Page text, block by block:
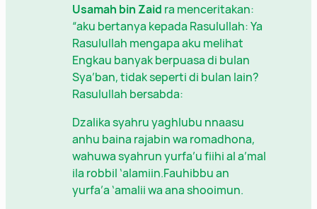
Usamah bin Zaid ra menceritakan:
“aku bertanya kepada Rasulullah: Ya
Rasulullah mengapa aku melihat
Engkau banyak berpuasa di bulan
Sya’ban, tidak seperti di bulan lain?
Rasulullah bersabda:
Dzalika syahru yaghlubu nnaasu
anhu baina rajabin wa romadhona,
wahuwa syahrun yurfa’u fiihi al a’mal
ila robbil ‘alamiin.Fauhibbu an
yurfa’a ‘amalii wa ana shooimun.